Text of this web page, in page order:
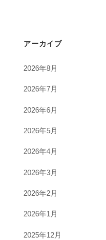
アーカイブ
2026年8月
2026年7月
2026年6月
2026年5月
2026年4月
2026年3月
2026年2月
2026年1月
2025年12月